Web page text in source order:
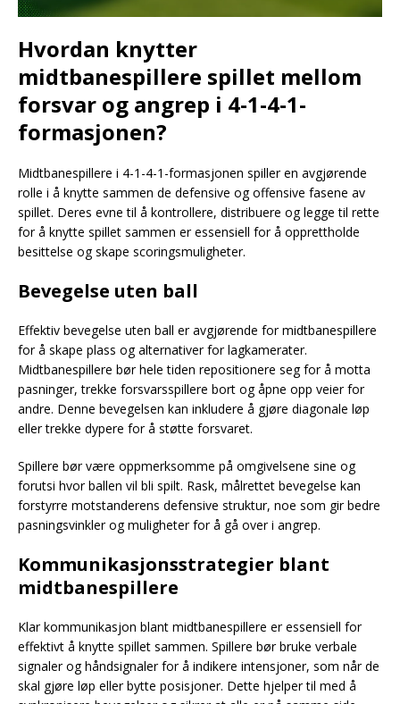
Hvordan knytter
midtbanespillere spillet mellom
forsvar og angrep i 4-1-4-1-
formasjonen?
Midtbanespillere i 4-1-4-1-formasjonen spiller en avgjørende
rolle i å knytte sammen de defensive og offensive fasene av
spillet. Deres evne til å kontrollere, distribuere og legge til rette
for å knytte spillet sammen er essensiell for å opprettholde
besittelse og skape scoringsmuligheter.
Bevegelse uten ball
Effektiv bevegelse uten ball er avgjørende for midtbanespillere
for å skape plass og alternativer for lagkamerater.
Midtbanespillere bør hele tiden repositionere seg for å motta
pasninger, trekke forsvarsspillere bort og åpne opp veier for
andre. Denne bevegelsen kan inkludere å gjøre diagonale løp
eller trekke dypere for å støtte forsvaret.
Spillere bør være oppmerksomme på omgivelsene sine og
forutsi hvor ballen vil bli spilt. Rask, målrettet bevegelse kan
forstyrre motstanderens defensive struktur, noe som gir bedre
pasningsvinkler og muligheter for å gå over i angrep.
Kommunikasjonsstrategier blant
midtbanespillere
Klar kommunikasjon blant midtbanespillere er essensiell for
effektivt å knytte spillet sammen. Spillere bør bruke verbale
signaler og håndsignaler for å indikere intensjoner, som når de
skal gjøre løp eller bytte posisjoner. Dette hjelper til med å